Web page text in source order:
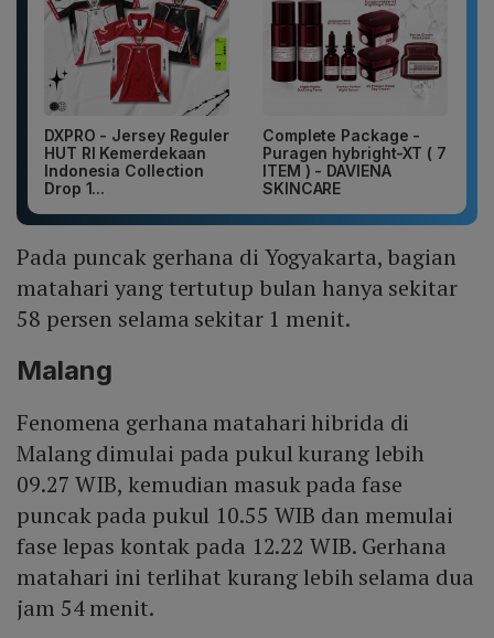
DXPRO - Jersey Reguler
HUT RI Kemerdekaan
Indonesia Collection
Drop 1...
Complete Package -
Puragen hybright-XT ( 7
ITEM ) - DAVIENA
SKINCARE
Pada puncak gerhana di Yogyakarta, bagian
matahari yang tertutup bulan hanya sekitar
58 persen selama sekitar 1 menit.
Malang
Fenomena gerhana matahari hibrida di
Malang dimulai pada pukul kurang lebih
09.27 WIB, kemudian masuk pada fase
puncak pada pukul 10.55 WIB dan memulai
fase lepas kontak pada 12.22 WIB. Gerhana
matahari ini terlihat kurang lebih selama dua
jam 54 menit.